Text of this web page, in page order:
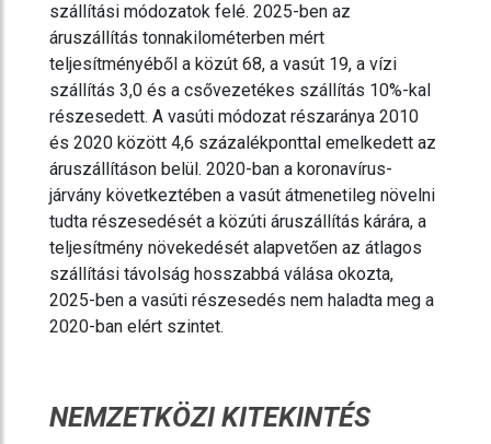
szállítási módozatok felé. 2025-ben az
áruszállítás tonnakilométerben mért
teljesítményéből a közút 68, a vasút 19, a vízi
szállítás 3,0 és a csővezetékes szállítás 10%-kal
részesedett. A vasúti módozat részaránya 2010
és 2020 között 4,6 százalékponttal emelkedett az
áruszállításon belül. 2020-ban a koronavírus-
járvány következtében a vasút átmenetileg növelni
tudta részesedését a közúti áruszállítás kárára, a
teljesítmény növekedését alapvetően az átlagos
szállítási távolság hosszabbá válása okozta,
2025-ben a vasúti részesedés nem haladta meg a
2020-ban elért szintet.
NEMZETKÖZI KITEKINTÉS